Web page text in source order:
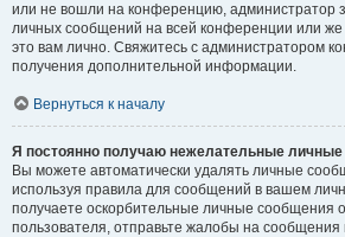
или не вошли на конференцию, администратор
личных сообщений на всей конференции или
это вам лично. Свяжитесь с администратором
получения дополнительной информации.
Вернуться к началу
Я постоянно получаю нежелательные
Вы можете автоматически удалять личные
используя правила для сообщений в вашем
получаете оскорбительные личные сообщения
пользователя, отправьте жалобы на